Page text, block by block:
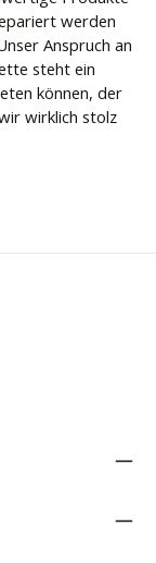
werden
Anspruch an
steht ein
können, der
wirklich stolz